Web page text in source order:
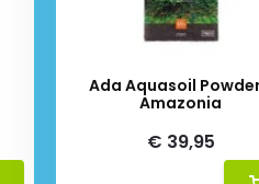
Ada Aquasoil
Amazonia
€ 39,95